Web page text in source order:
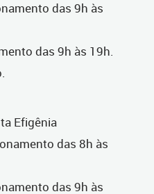
das 9h às
das 9h às 19h.
Efigênia
das 8h às
das 9h às